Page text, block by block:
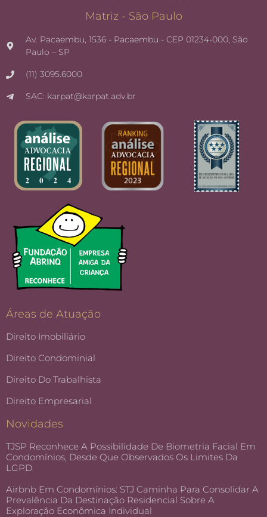
Matriz - São Paulo
Av. Pacaembu, 1536 - Pacaembu - CEP 01234-000, São
Paulo – SP
(11) 3095.6000
SAC: karpat@karpat.adv.br
Áreas de Atuação
Direito Imobiliário
Direito Condominial
Direito Do Trabalhista
Direito Empresarial
Novidades
TJSP Reconhece A Possibilidade De Biometria Facial Em
Condomínios, Desde Que Observados Os Limites Da
LGPD
Airbnb Em Condomínios: STJ Caminha Para Consolidar A
Prevalência Da Destinação Residencial Sobre A
Exploração Econômica Individual